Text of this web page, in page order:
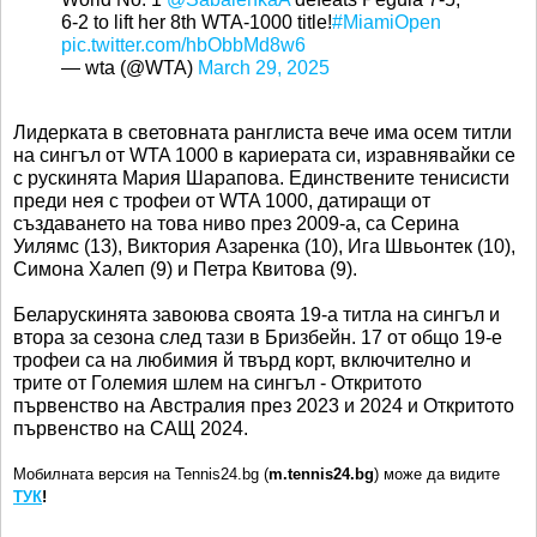
6-2 to lift her 8th WTA-1000 title!#MiamiOpen
pic.twitter.com/hbObbMd8w6
— wta (@WTA) March 29, 2025
Лидерката в световната ранглиста вече има осем титли
на сингъл от WTA 1000 в кариерата си, изравнявайки се
с рускинята Мария Шарапова. Единствените тенисисти
преди нея с трофеи от WTA 1000, датиращи от
създаването на това ниво през 2009-а, са Серина
Уилямс (13), Виктория Азаренка (10), Ига Швьонтек (10),
Симона Халеп (9) и Петра Квитова (9).
Беларускинята завоюва своята 19-а титла на сингъл и
втора за сезона след тази в Бризбейн. 17 от общо 19-е
трофеи са на любимия й твърд корт, включително и
трите от Големия шлем на сингъл - Откритото
първенство на Австралия през 2023 и 2024 и Откритото
първенство на САЩ 2024.
Мобилната версия на Tennis24.bg (m.tennis24.bg) може да видите
ТУК!